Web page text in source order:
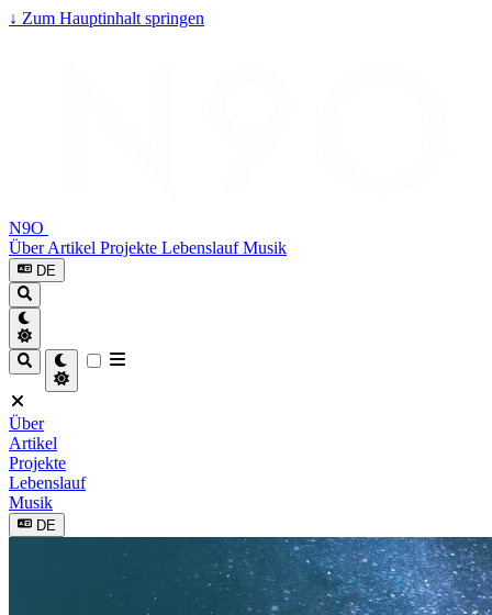
↓ Zum Hauptinhalt springen
N9O
ÜberArtikel Projekte LebenslaufMusik
DE
Über
Artikel
Projekte
Lebenslauf
Musik
DE